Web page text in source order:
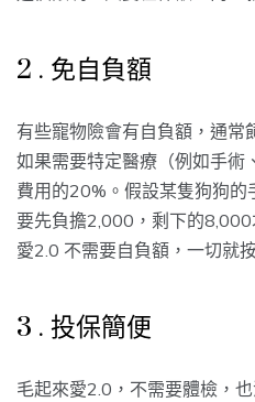
2 . 免自負額
有些寵物險會有自負額，通
如果需要特定醫療（例如手術
費用的20%。假設某隻狗狗
要先負擔2,000，剩下的
愛2.0 不需要自負額，一切就
3 . 投保簡便
毛起來愛2.0，不需要體檢，